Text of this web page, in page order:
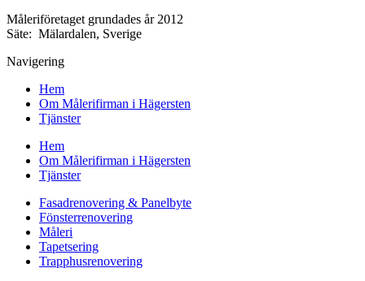
Måleriföretaget grundades år 2012
Säte: Mälardalen, Sverige
Navigering
Hem
Om Målerifirman i Hägersten
Tjänster
Hem
Om Målerifirman i Hägersten
Tjänster
Fasadrenovering & Panelbyte
Fönsterrenovering
Måleri
Tapetsering
Trapphusrenovering